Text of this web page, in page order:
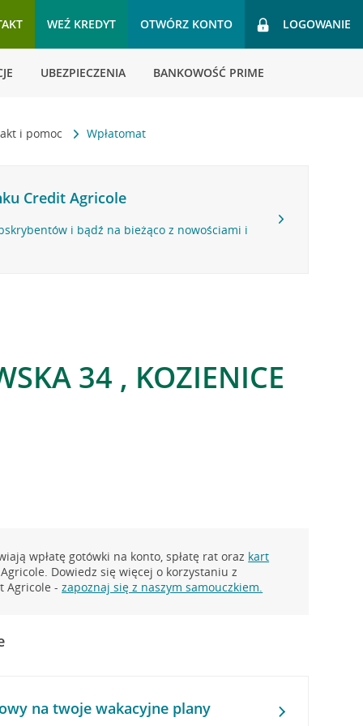
WEŹ KREDYT OTWÓRZ KONTO LOGOWANIE
UBEZPIECZENIA BANKOWOŚĆ PRIME
i pomoc Wpłatomat
Credit Agricole
i bądź na bieżąco z nowościami i
34 , KOZIENICE
wpłatę gotówki na konto, spłatę rat oraz kart
Dowiedz się więcej o korzystaniu z
Agricole -zapoznaj się z naszym samouczkiem.
na twoje wakacyjne plany